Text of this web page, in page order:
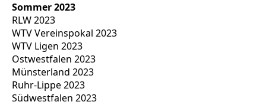
Sommer 2023
RLW 2023
WTV Vereinspokal 2023
WTV Ligen 2023
Ostwestfalen 2023
Münsterland 2023
Ruhr-Lippe 2023
Südwestfalen 2023